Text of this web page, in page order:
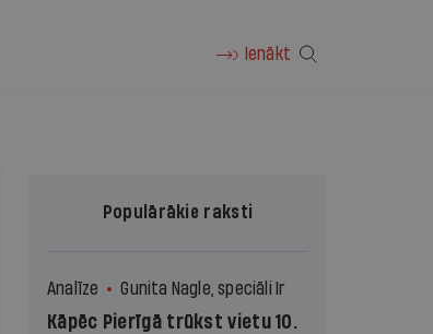
Ienākt
Populārākie raksti
Analīze Gunita Nagle, speciāli Ir
Kāpēc Pierīgā trūkst vietu 10.